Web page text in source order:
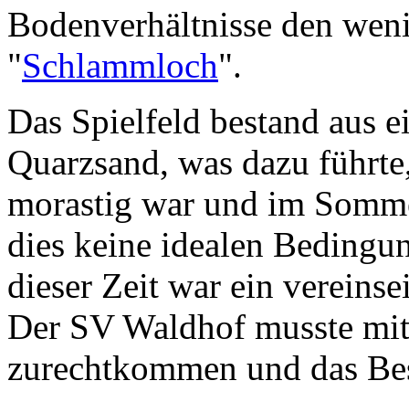
Bodenverhältnisse den
"Schlammloch".
Das Spielfeld bestand aus
Quarzsand, was dazu
morastig war und im
dies keine idealen
dieser Zeit war ein
Der SV Waldhof musste
zurechtkommen und das